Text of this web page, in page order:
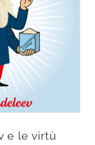
e le virtù